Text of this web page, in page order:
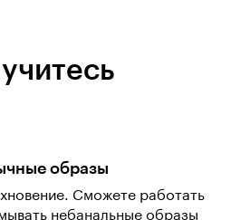
образы
Сможете работать
небанальные образы